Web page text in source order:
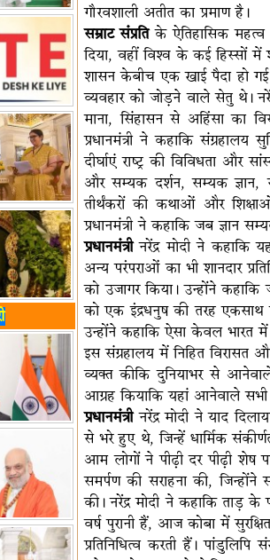
कंकाल
में चीता
गुदगुदी का
गौरवशाली अतीत का प्रमाण है।
सम्राट संप्रतिके ऐतिहासिक महत्व
दिया, वहीं विश्व के कई हिस्सों में
शासन केबीच एक खाई पैदा हो
व्यवहार को जोड़ने वाले सेतु थे।
माना, सिंहासन से अहिंसा का
प्रधानमंत्री ने कहाकि
दीर्घाएं राष्ट्र की विविधता और
और सम्यक दर्शन, सम्यक ज्ञान,
तीर्थंकरों की कथाओं और
प्रधानमंत्री ने कहाकि जब ज्ञान
प्रधानमंत्रीनरेंद्र मोदी ने कहाकि
अन्य परंपराओं का भी शानदार
को उजागर किया। उन्होंने
को एक इंद्रधनुष की तरह एकसाथ
उन्होंने कहाकि ऐसा केवल भारत में
इस संग्रहालय में निहित
व्यक्त कीकि दुनियाभर से आनेवाले
आग्रह कियाकि यहां आनेवाले
प्रधानमंत्रीनरेंद्र मोदी ने याद
से भरे हुए थे, जिन्हें धार्मिक
आम लोगों ने पीढ़ी दर पीढ़ी शेष
समर्पण की सराहना की,
की। नरेंद्र मोदी ने कहाकि ताड़
वर्ष पुरानी हैं, आज कोबा में
प्रतिनिधित्व करती हैं। पांडुलिपि